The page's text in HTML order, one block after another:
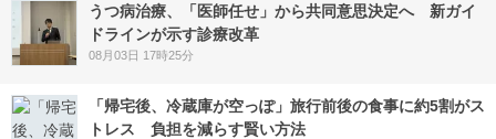
うつ病治療、「医師任せ」から共同意思決定へ 新ガイ
ドラインが示す診療改革
08月03日 17時25分
「帰宅後、冷蔵庫が空っぽ」旅行前後の食事に約5割がス
トレス 負担を減らす賢い方法